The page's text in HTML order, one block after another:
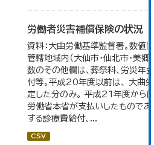
労働者災害補償保険の状況
資料：大曲労働基準監督署。数値
管轄地域内（大仙市・仙北市・美郷
数のその他欄は、葬祭料、労災年
付等。平成20年度以前は、 大曲
定した分のみ。 平成21年度から
労働省本省が支払いしたものであ
する診療費給付、...
CSV